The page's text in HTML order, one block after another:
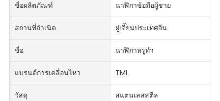
ชื่อผลิตภัณฑ์ นาฬิกาข้อมือผู้ชาย
สถานที่กำเนิด ฝูเจี้ยนประเทศจีน
ชื่อ นาฬิกาหรูทำ
แบรนด์การเคลื่อนไหว TMI
วัสดุ สแตนเลสสตีล